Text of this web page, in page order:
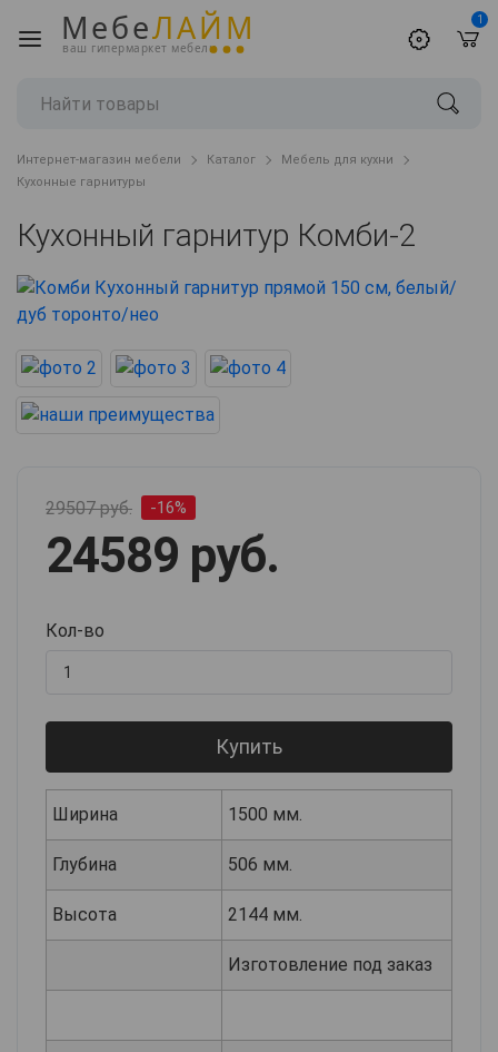
МебеЛАЙМ
ваш гипермаркет мебели
1
Интернет-магазин мебели Каталог
Мебель для кухни
Кухонные гарнитуры
Кухонный гарнитур Комби-2
29507 руб. -16%
24589 руб.
Кол-во
Купить
Ширина 1500 мм.
Глубина 506 мм.
Высота 2144 мм.
Изготовление под заказ